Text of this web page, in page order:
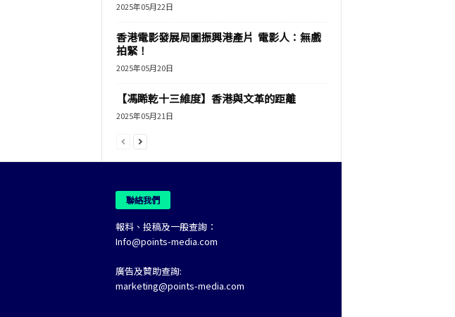
2025年05月22日
香港電影發展局圖振興港產片 電影人：無戲
拍緊！
2025年05月20日
【馮睎乾十三維度】香港與文革的距離
2025年05月21日
聯絡我們
報料、投稿及一般查詢：
Info@points-media.com
廣告及贊助查詢:
marketing@points-media.com